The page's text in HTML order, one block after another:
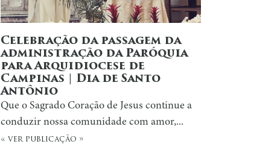
Celebração da passagem da
administração da Paróquia
para Arquidiocese de
Campinas | Dia de Santo
Antônio
Que o Sagrado Coração de Jesus continue a
conduzir nossa comunidade com amor,...
« ver publicação »